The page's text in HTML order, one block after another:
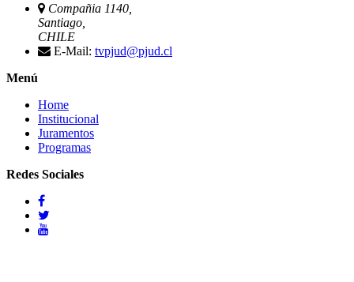
Compañia 1140,
Santiago,
CHILE
E-Mail: tvpjud@pjud.cl
Menú
Home
Institucional
Juramentos
Programas
Redes Sociales